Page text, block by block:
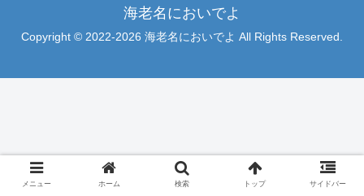
海老名においでよ
Copyright © 2022-2026 海老名においでよ All Rights Reserved.
メニュー ホーム 検索 トップ サイドバー